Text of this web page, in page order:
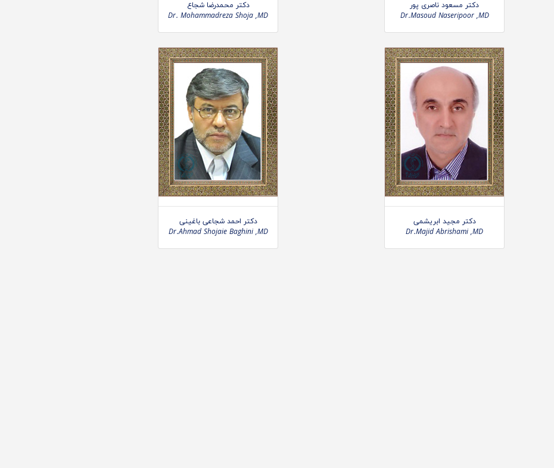
دکتر مسعود ناصری پور
Dr.Masoud Naseripoor ,MD
دکتر محمدرضا شجاع
Dr. Mohammadreza Shoja ,MD
دکتر مجید ابریشمی
Dr.Majid Abrishami ,MD
دکتر احمد شجاعی باغینی
Dr.Ahmad Shojaie Baghini ,MD